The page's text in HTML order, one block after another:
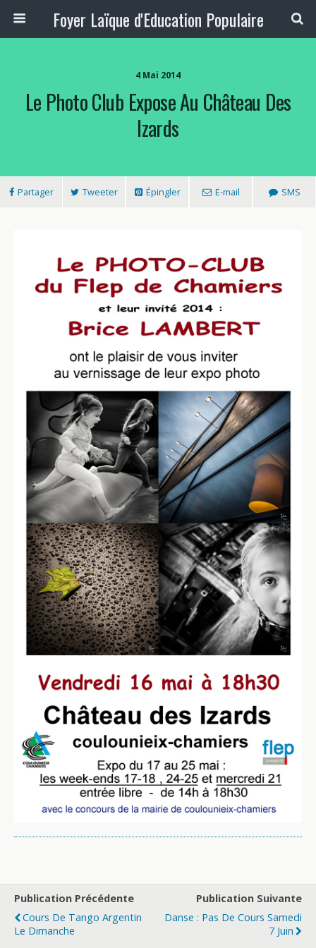
Foyer Laïque d'Education Populaire
4 Mai 2014
Le Photo Club Expose Au Château Des
Izards
Partager Tweeter Épingler E-mail SMS
Publication Précédente
Cours De Tango Argentin
Le Dimanche
Publication Suivante
Danse : Pas De Cours Samedi
7 Juin